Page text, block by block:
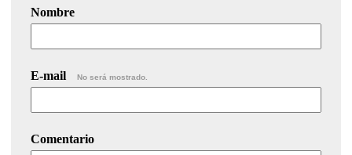
Nombre
E-mail No será mostrado.
Comentario